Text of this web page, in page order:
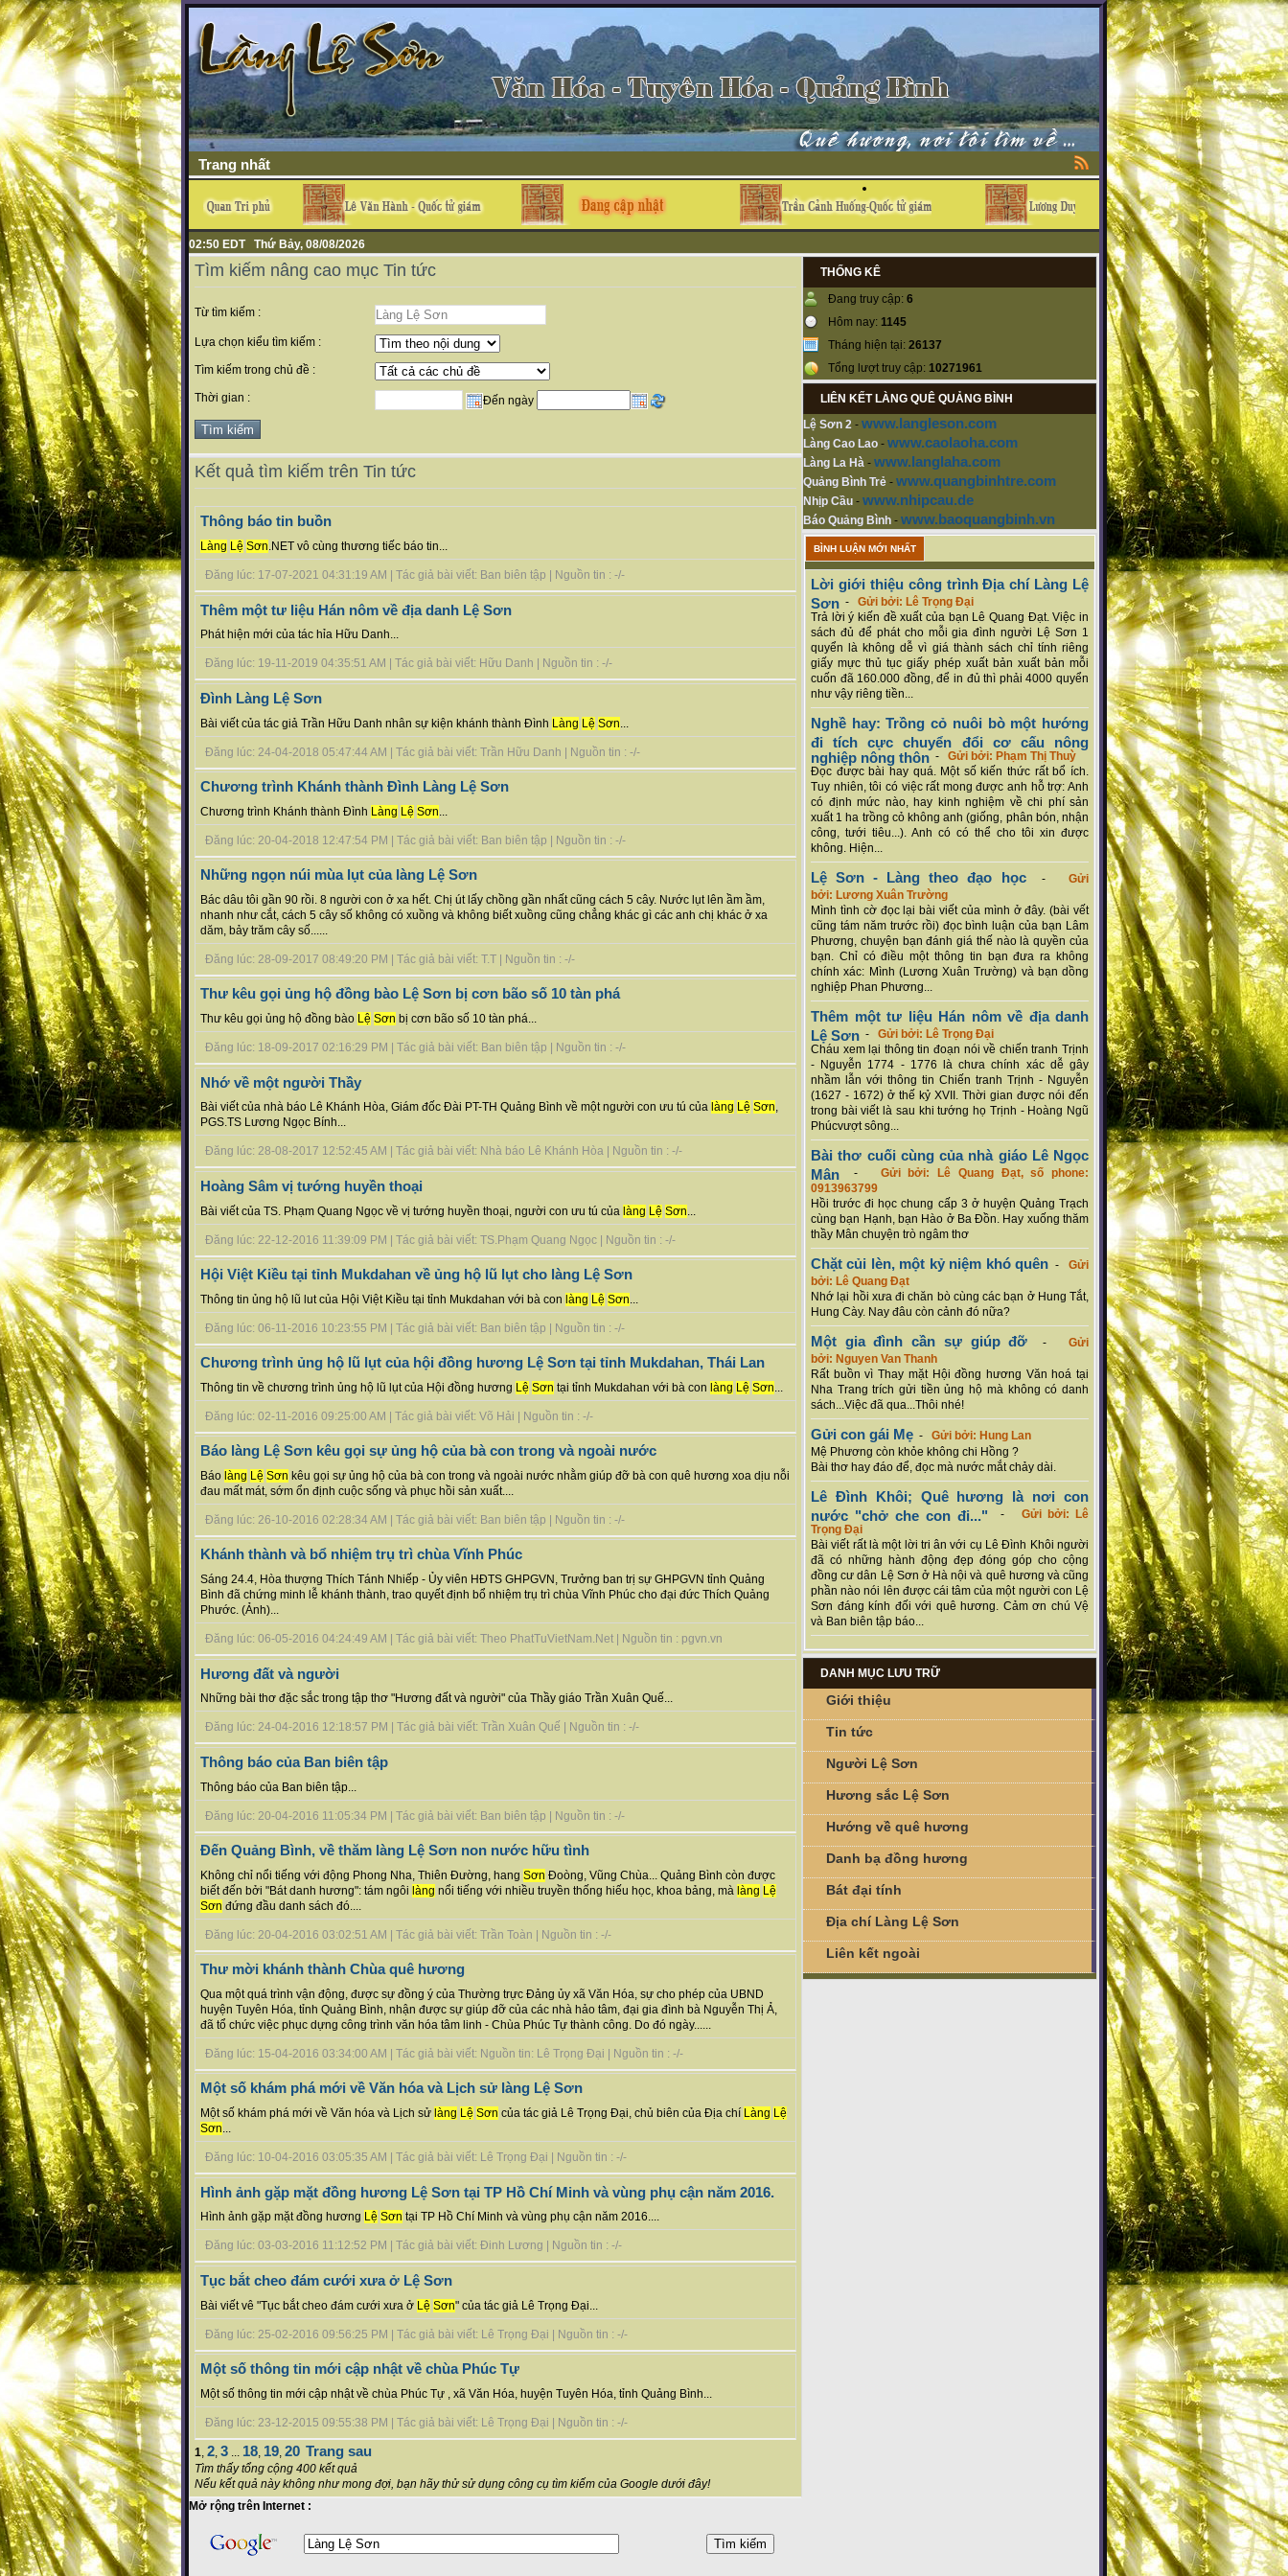
Trang nhất
02:50 EDT Thứ Bảy, 08/08/2026
Tìm kiếm nâng cao mục Tin tức
Từ tìm kiếm :
Lựa chọn kiểu tìm kiếm :
Tìm kiếm trong chủ đề :
Thời gian : Đến ngày
Kết quả tìm kiếm trên Tin tức
Thông báo tin buồn
Làng Lệ Sơn.NET vô cùng thương tiếc báo tin...
Đăng lúc: 17-07-2021 04:31:19 AM | Tác giả bài viết: Ban biên tập | Nguồn tin : -/-
Thêm một tư liệu Hán nôm về địa danh Lệ Sơn
Phát hiện mới của tác hỉa Hữu Danh...
Đăng lúc: 19-11-2019 04:35:51 AM | Tác giả bài viết: Hữu Danh | Nguồn tin : -/-
Đình Làng Lệ Sơn
Bài viết của tác giả Trần Hữu Danh nhân sự kiện khánh thành Đình Làng Lệ Sơn
Đăng lúc: 24-04-2018 05:47:44 AM | Tác giả bài viết: Trần Hữu Danh | Nguồn tin : -/-
Chương trình Khánh thành Đình Làng Lệ Sơn
Chương trình Khánh thành Đình Làng Lệ Sơn
Đăng lúc: 20-04-2018 12:47:54 PM | Tác giả bài viết: Ban biên tập | Nguồn tin : -/-
Những ngọn núi mùa lụt của làng Lệ Sơn
Bác dâu tôi gần 90 rồi. 8 người con ở xa hết. Chị út lấy chồng gần nhất cũng cách 5 cây. Nước lụt lên ầm ầm,
nhanh như cắt, cách 5 cây số không có xuồng và không biết xuồng cũng chẳng khác gì các anh chị khác ở xa
dăm, bảy trăm cây số......
Đăng lúc: 28-09-2017 08:49:20 PM | Tác giả bài viết: T.T | Nguồn tin : -/-
Thư kêu gọi ủng hộ đồng bào Lệ Sơn bị cơn bão số 10 tàn phá
Thư kêu gọi ủng hộ đồng bào Lệ Sơn bị cơn bão số 10 tàn phá...
Đăng lúc: 18-09-2017 02:16:29 PM | Tác giả bài viết: Ban biên tập | Nguồn tin : -/-
Nhớ về một người Thầy
Bài viết của nhà báo Lê Khánh Hòa, Giám đốc Đài PT-TH Quảng Bình về một người con ưu tú của làng Lệ Sơn,
PGS.TS Lương Ngọc Bính...
Đăng lúc: 28-08-2017 12:52:45 AM | Tác giả bài viết: Nhà báo Lê Khánh Hòa | Nguồn tin : -/-
Hoàng Sâm vị tướng huyền thoại
Bài viết của TS. Phạm Quang Ngọc về vị tướng huyền thoại, người con ưu tú của làng Lệ Sơn
Đăng lúc: 22-12-2016 11:39:09 PM | Tác giả bài viết: TS.Phạm Quang Ngọc | Nguồn tin : -/-
Hội Việt Kiều tại tỉnh Mukdahan về ủng hộ lũ lụt cho làng Lệ Sơn
Thông tin ủng hộ lũ lut của Hội Việt Kiều tại tỉnh Mukdahan với bà con làng Lệ Sơn
Đăng lúc: 06-11-2016 10:23:55 PM | Tác giả bài viết: Ban biên tập | Nguồn tin : -/-
Chương trình ủng hộ lũ lụt của hội đồng hương Lệ Sơn tại tỉnh Mukdahan, Thái Lan
Thông tin về chương trình ủng hộ lũ lụt của Hội đồng hương Lệ Sơn tại tỉnh Mukdahan với bà con làng Lệ Sơn...
Đăng lúc: 02-11-2016 09:25:00 AM | Tác giả bài viết: Võ Hải | Nguồn tin : -/-
Báo làng Lệ Sơn kêu gọi sự ủng hộ của bà con trong và ngoài nước
Báo làng Lệ Sơn kêu gọi sự ủng hộ của bà con trong và ngoài nước nhằm giúp đỡ bà con quê hương xoa dịu nỗi
đau mất mát, sớm ổn định cuộc sống và phục hồi sản xuất....
Đăng lúc: 26-10-2016 02:28:34 AM | Tác giả bài viết: Ban biên tập | Nguồn tin : -/-
Khánh thành và bổ nhiệm trụ trì chùa Vĩnh Phúc
Sáng 24.4, Hòa thượng Thích Tánh Nhiếp - Ủy viên HĐTS GHPGVN, Trưởng ban trị sự GHPGVN tỉnh Quảng
Bình đã chứng minh lễ khánh thành, trao quyết định bổ nhiệm trụ trì chùa Vĩnh Phúc cho đại đức Thích Quảng
Phước. (Ảnh)...
Đăng lúc: 06-05-2016 04:24:49 AM | Tác giả bài viết: Theo PhatTuVietNam.Net | Nguồn tin : pgvn.vn
Hương đất và người
Những bài thơ đặc sắc trong tập thơ "Hương đất và người" của Thầy giáo Trần Xuân Quế...
Đăng lúc: 24-04-2016 12:18:57 PM | Tác giả bài viết: Trần Xuân Quế | Nguồn tin : -/-
Thông báo của Ban biên tập
Thông báo của Ban biên tập...
Đăng lúc: 20-04-2016 11:05:34 PM | Tác giả bài viết: Ban biên tập | Nguồn tin : -/-
Đến Quảng Bình, về thăm làng Lệ Sơn non nước hữu tình
Không chỉ nổi tiếng với động Phong Nha, Thiên Đường, hang Sơn Đoòng, Vũng Chùa... Quảng Bình còn được
biết đến bởi "Bát danh hương": tám ngôi làng nổi tiếng với nhiều truyền thống hiếu học, khoa bảng, mà làng Lệ
Sơn đứng đầu danh sách đó....
Đăng lúc: 20-04-2016 03:02:51 AM | Tác giả bài viết: Trần Toàn | Nguồn tin : -/-
Thư mời khánh thành Chùa quê hương
Qua một quá trình vận động, được sự đồng ý của Thường trực Đảng ủy xã Văn Hóa, sự cho phép của UBND
huyện Tuyên Hóa, tỉnh Quảng Bình, nhận được sự giúp đỡ của các nhà hảo tâm, đại gia đình bà Nguyễn Thị Ả,
đã tổ chức việc phục dựng công trình văn hóa tâm linh - Chùa Phúc Tự thành công. Do đó ngày......
Đăng lúc: 15-04-2016 03:34:00 AM | Tác giả bài viết: Nguồn tin: Lê Trọng Đại | Nguồn tin : -/-
Một số khám phá mới về Văn hóa và Lịch sử làng Lệ Sơn
Một số khám phá mới về Văn hóa và Lịch sử làng Lệ Sơn của tác giả Lê Trọng Đại, chủ biên của Địa chí Làng Lệ
Sơn...
Đăng lúc: 10-04-2016 03:05:35 AM | Tác giả bài viết: Lê Trọng Đại | Nguồn tin : -/-
Hình ảnh gặp mặt đồng hương Lệ Sơn tại TP Hồ Chí Minh và vùng phụ cận năm 2016.
Hình ảnh gặp mặt đồng hương Lệ Sơn tại TP Hồ Chí Minh và vùng phụ cận năm 2016....
Đăng lúc: 03-03-2016 11:12:52 PM | Tác giả bài viết: Đinh Lương | Nguồn tin : -/-
Tục bắt cheo đám cưới xưa ở Lệ Sơn
Bài viết vê "Tục bắt cheo đám cưới xưa ở Lệ Sơn" của tác giả Lê Trọng Đại...
Đăng lúc: 25-02-2016 09:56:25 PM | Tác giả bài viết: Lê Trọng Đại | Nguồn tin : -/-
Một số thông tin mới cập nhật về chùa Phúc Tự
Một số thông tin mới cập nhật về chùa Phúc Tự , xã Văn Hóa, huyện Tuyên Hóa, tỉnh Quảng Bình...
Đăng lúc: 23-12-2015 09:55:38 PM | Tác giả bài viết: Lê Trọng Đại | Nguồn tin : -/-
1, 2, 3 ... 18, 19, 20 Trang sau
Tìm thấy tổng cộng 400 kết quả
Nếu kết quả này không như mong đợi, bạn hãy thử sử dụng công cụ tìm kiếm của Google dưới đây!
Mở rộng trên Internet :
THỐNG KÊ
Đang truy cập: 6
Hôm nay: 1145
Tháng hiện tại: 26137
Tổng lượt truy cập: 10271961
LIÊN KẾT LÀNG QUÊ QUẢNG BÌNH
Lệ Sơn 2 - www.langleson.com
Làng Cao Lao - www.caolaoha.com
Làng La Hà - www.langlaha.com
Quảng Bình Trẻ - www.quangbinhtre.com
Nhịp Cầu - www.nhipcau.de
Báo Quảng Bình - www.baoquangbinh.vn
BÌNH LUẬN MỚI NHẤT
Lời giới thiệu công trình Địa chí Làng Lệ
Sơn - Gửi bởi: Lê Trọng Đại
Trả lời ý kiến đề xuất của bạn Lê Quang Đạt. Việc in
sách đủ để phát cho mỗi gia đình người Lệ Sơn 1
quyển là không dễ vì giá thành sách chỉ tính riêng
giấy mực thủ tục giấy phép xuất bản xuất bản mỗi
cuốn đã 160.000 đồng, để in đủ thì phải 4000 quyển
như vậy riêng tiền...
Nghề hay: Trồng cỏ nuôi bò một hướng
đi tích cực chuyển đổi cơ cấu nông
nghiệp nông thôn - Gửi bởi: Phạm Thị Thuỳ
Đọc được bài hay quá. Một số kiến thức rất bổ ích.
Tuy nhiên, tôi có việc rất mong được anh hỗ trợ: Anh
có định mức nào, hay kinh nghiệm về chi phí sản
xuất 1 ha trồng cỏ không anh (giống, phân bón, nhận
công, tưới tiêu...). Anh có có thể cho tôi xin được
không. Hiện...
Lệ Sơn - Làng theo đạo học-Gửi
bởi: Lương Xuân Trường
Mình tình cờ đọc lại bài viết của mình ở đây. (bài vết
cũng tám năm trước rồi) đọc bình luận của bạn Lâm
Phương, chuyện bạn đánh giá thế nào là quyền của
bạn. Chỉ có điều một thông tin bạn đưa ra không
chính xác: Mình (Lương Xuân Trường) và bạn dồng
nghiệp Phan Phương...
Thêm một tư liệu Hán nôm về địa danh
Lệ Sơn - Gửi bởi: Lê Trọng Đại
Cháu xem lại thông tin đoạn nói về chiến tranh Trịnh
- Nguyễn 1774 - 1776 là chưa chính xác dễ gây
nhầm lẫn với thông tin Chiến tranh Trịnh - Nguyễn
(1627 - 1672) ở thế kỷ XVII. Thời gian được nói đến
trong bài viết là sau khi tướng họ Trịnh - Hoàng Ngũ
Phúcvượt sông...
Bài thơ cuối cùng của nhà giáo Lê Ngọc
Mân - Gửi bởi: Lê Quang Đạt, số phone:
0913963799
Hồi trước đi học chung cấp 3 ở huyện Quảng Trạch
cùng bạn Hạnh, bạn Hào ở Ba Đồn. Hay xuống thăm
thầy Mân chuyện trò ngâm thơ
Chặt củi lèn, một kỷ niệm khó quên-Gửi
bởi: Lê Quang Đạt
Nhớ lại hồi xưa đi chăn bò cùng các bạn ở Hung Tắt,
Hung Cày. Nay đâu còn cảnh đó nữa?
Một gia đình cần sự giúp đỡ -Gửi
bởi: Nguyen Van Thanh
Rất buồn vì Thay mặt Hội đồng hương Văn hoá tại
Nha Trang trích gửi tiền ủng hộ mà không có danh
sách...Việc đã qua...Thôi nhé!
Gửi con gái Mẹ - Gửi bởi: Hung Lan
Mệ Phương còn khỏe không chi Hồng ?
Bài thơ hay đáo để, đọc mà nước mắt chảy dài.
Lê Đình Khôi; Quê hương là nơi con
nước "chở che con đi..." - Gửi bởi: Lê
Trọng Đại
Bài viết rất là một lời tri ân với cụ Lê Đình Khôi người
đã có những hành động đẹp đóng góp cho cộng
đồng cư dân Lệ Sơn ở Hà nội và quê hương và cũng
phần nào nói lên được cái tâm của một người con Lệ
Sơn đáng kính đối với quê hương. Cảm ơn chú Vệ
và Ban biên tập báo...
DANH MỤC LƯU TRỮ
Giới thiệu
Tin tức
Người Lệ Sơn
Hương sắc Lệ Sơn
Hướng về quê hương
Danh bạ đồng hương
Bát đại tính
Địa chí Làng Lệ Sơn
Liên kết ngoài